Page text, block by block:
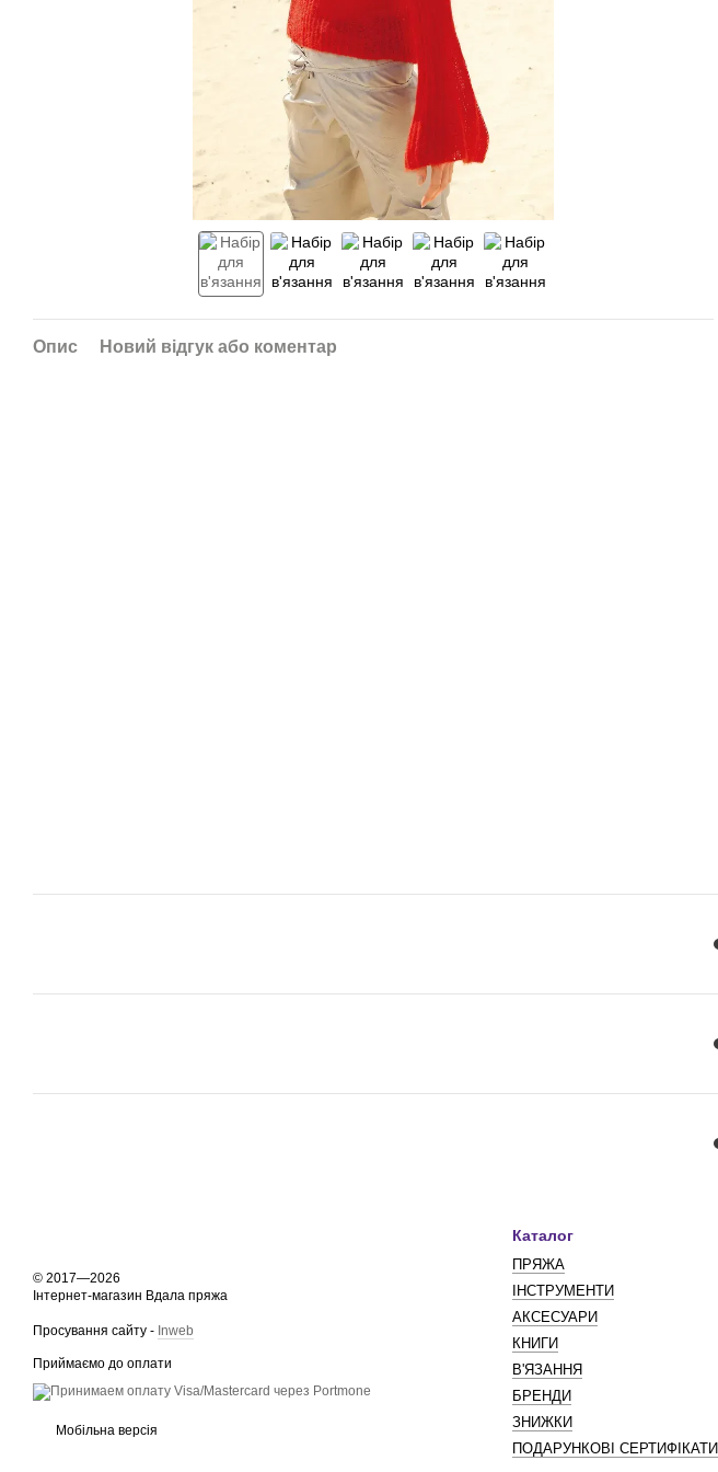
Опис Новий відгук або коментар
© 2017—2026
Інтернет-магазин Вдала пряжа
Просування сайту - Inweb
Приймаємо до оплати
Мобільна версія
Каталог
ПРЯЖА
ІНСТРУМЕНТИ
АКСЕСУАРИ
КНИГИ
В'ЯЗАННЯ
БРЕНДИ
ЗНИЖКИ
ПОДАРУНКОВІ СЕРТИФІКАТИ